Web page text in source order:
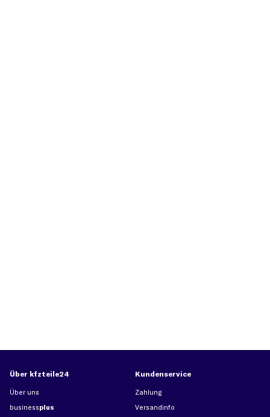
Über kfzteile24
Über uns
businessplus
Kundenservice
Zahlung
Versandinfo